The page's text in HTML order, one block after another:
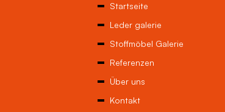
Startseite
Leder galerie
Stoffmöbel Galerie
Referenzen
Über uns
Kontakt